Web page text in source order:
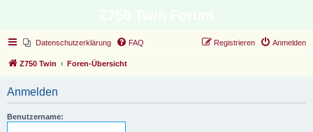
Datenschutzerklärung FAQ Anmelden
Registrieren
Z750 Twin Foren-Übersicht
Anmelden
Benutzername: